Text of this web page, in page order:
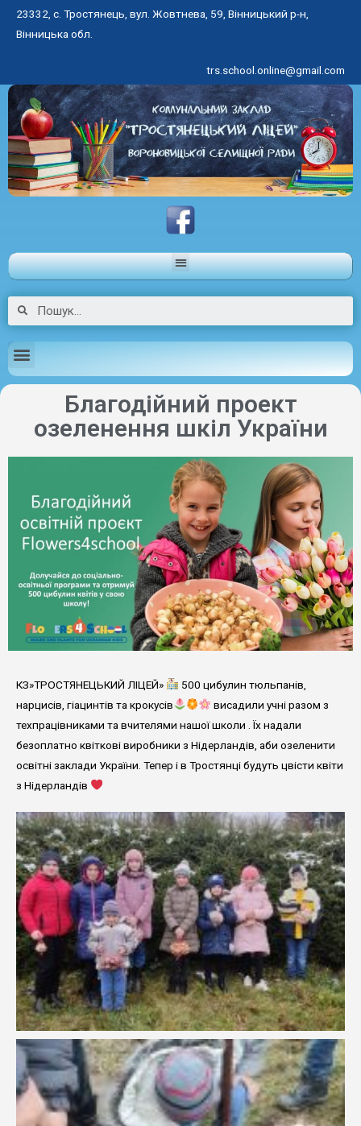
23332, с. Тростянець, вул. Жовтнева, 59, Вінницький р-н,
Вінницька обл.
trs.school.online@gmail.com
Благодійний проект
озеленення шкіл України
КЗ»ТРОСТЯНЕЦЬКИЙ ЛІЦЕЙ»
500 цибулин тюльпанів,
нарцисів, гіацинтів та крокусів
висадили учні разом з
техпрацівниками та вчителями нашої школи . Їх надали
безоплатно квіткові виробники з Нідерландів, аби озеленити
освітні заклади України. Тепер і в Тростянці будуть цвісти квіти
з Нідерландів